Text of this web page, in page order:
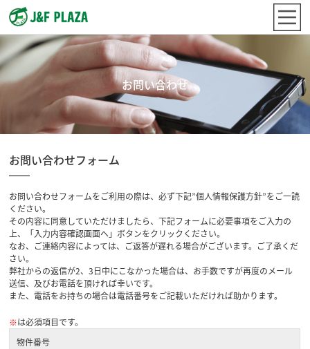
お問い合わせ
お問い合わせフォーム
お問い合わせフォームをご利用の際は、必ず下記”個人情報保護方針”をご一読
ください。
その内容に同意していただけましたら、下記フォームに必要事項をご入力の
上、「入力内容確認画面へ」ボタンをクリックください。
なお、ご連絡内容によっては、ご返答が遅れる場合がございます。ご了承くだ
さい。
弊社からの返信が2、3日中にこなかった場合は、お手数ですが再度のメール
送信、及びお電話を頂ければ幸いです。
また、電話をお持ちの場合は電話番号をご記載いただければ助かります。
※は必須項目です。
物件番号